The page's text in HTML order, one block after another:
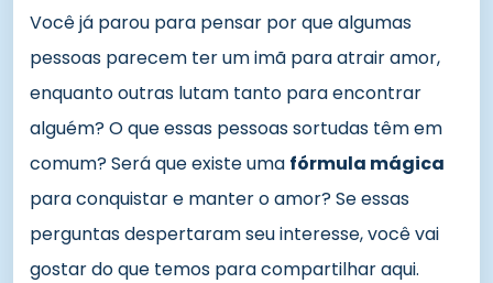
Você já parou para pensar por que algumas
pessoas parecem ter um imã para atrair amor,
enquanto outras lutam tanto para encontrar
alguém? O que essas pessoas sortudas têm em
comum? Será que existe uma fórmula mágica
para conquistar e manter o amor? Se essas
perguntas despertaram seu interesse, você vai
gostar do que temos para compartilhar aqui.